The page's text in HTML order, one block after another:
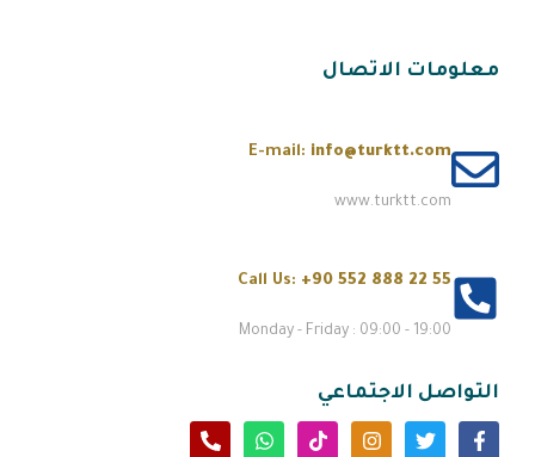
معلومات الاتصال
E-mail: info@turktt.com
www.turktt.com
Call Us: +90 552 888 22 55
Monday - Friday : 09:00 - 19:00
التواصل الاجتماعي